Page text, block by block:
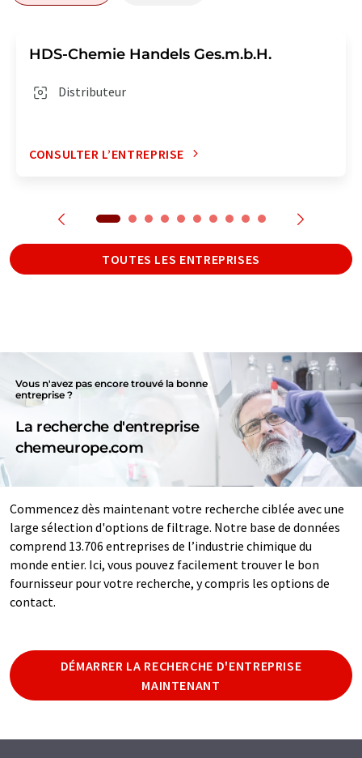
HDS-Chemie Handels Ges.m.b.H.
Distributeur
CONSULTER L’ENTREPRISE
TOUTES LES ENTREPRISES
Vous n'avez pas encore trouvé la bonne
entreprise ?
La recherche d'entreprise
chemeurope.com
Commencez dès maintenant votre recherche ciblée avec une
large sélection d'options de filtrage. Notre base de données
comprend 13.706 entreprises de l’industrie chimique du
monde entier. Ici, vous pouvez facilement trouver le bon
fournisseur pour votre recherche, y compris les options de
contact.
DÉMARRER LA RECHERCHE D'ENTREPRISE
MAINTENANT